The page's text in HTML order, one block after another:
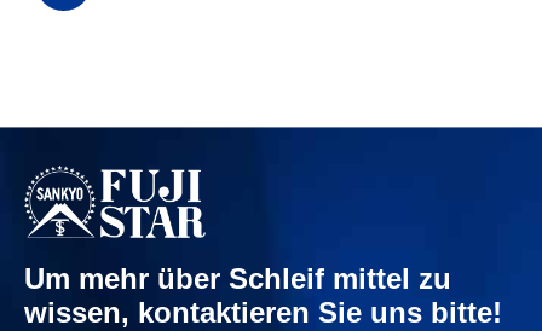
Um mehr über Schleif mittel zu
wissen, kontaktieren Sie uns bitte!